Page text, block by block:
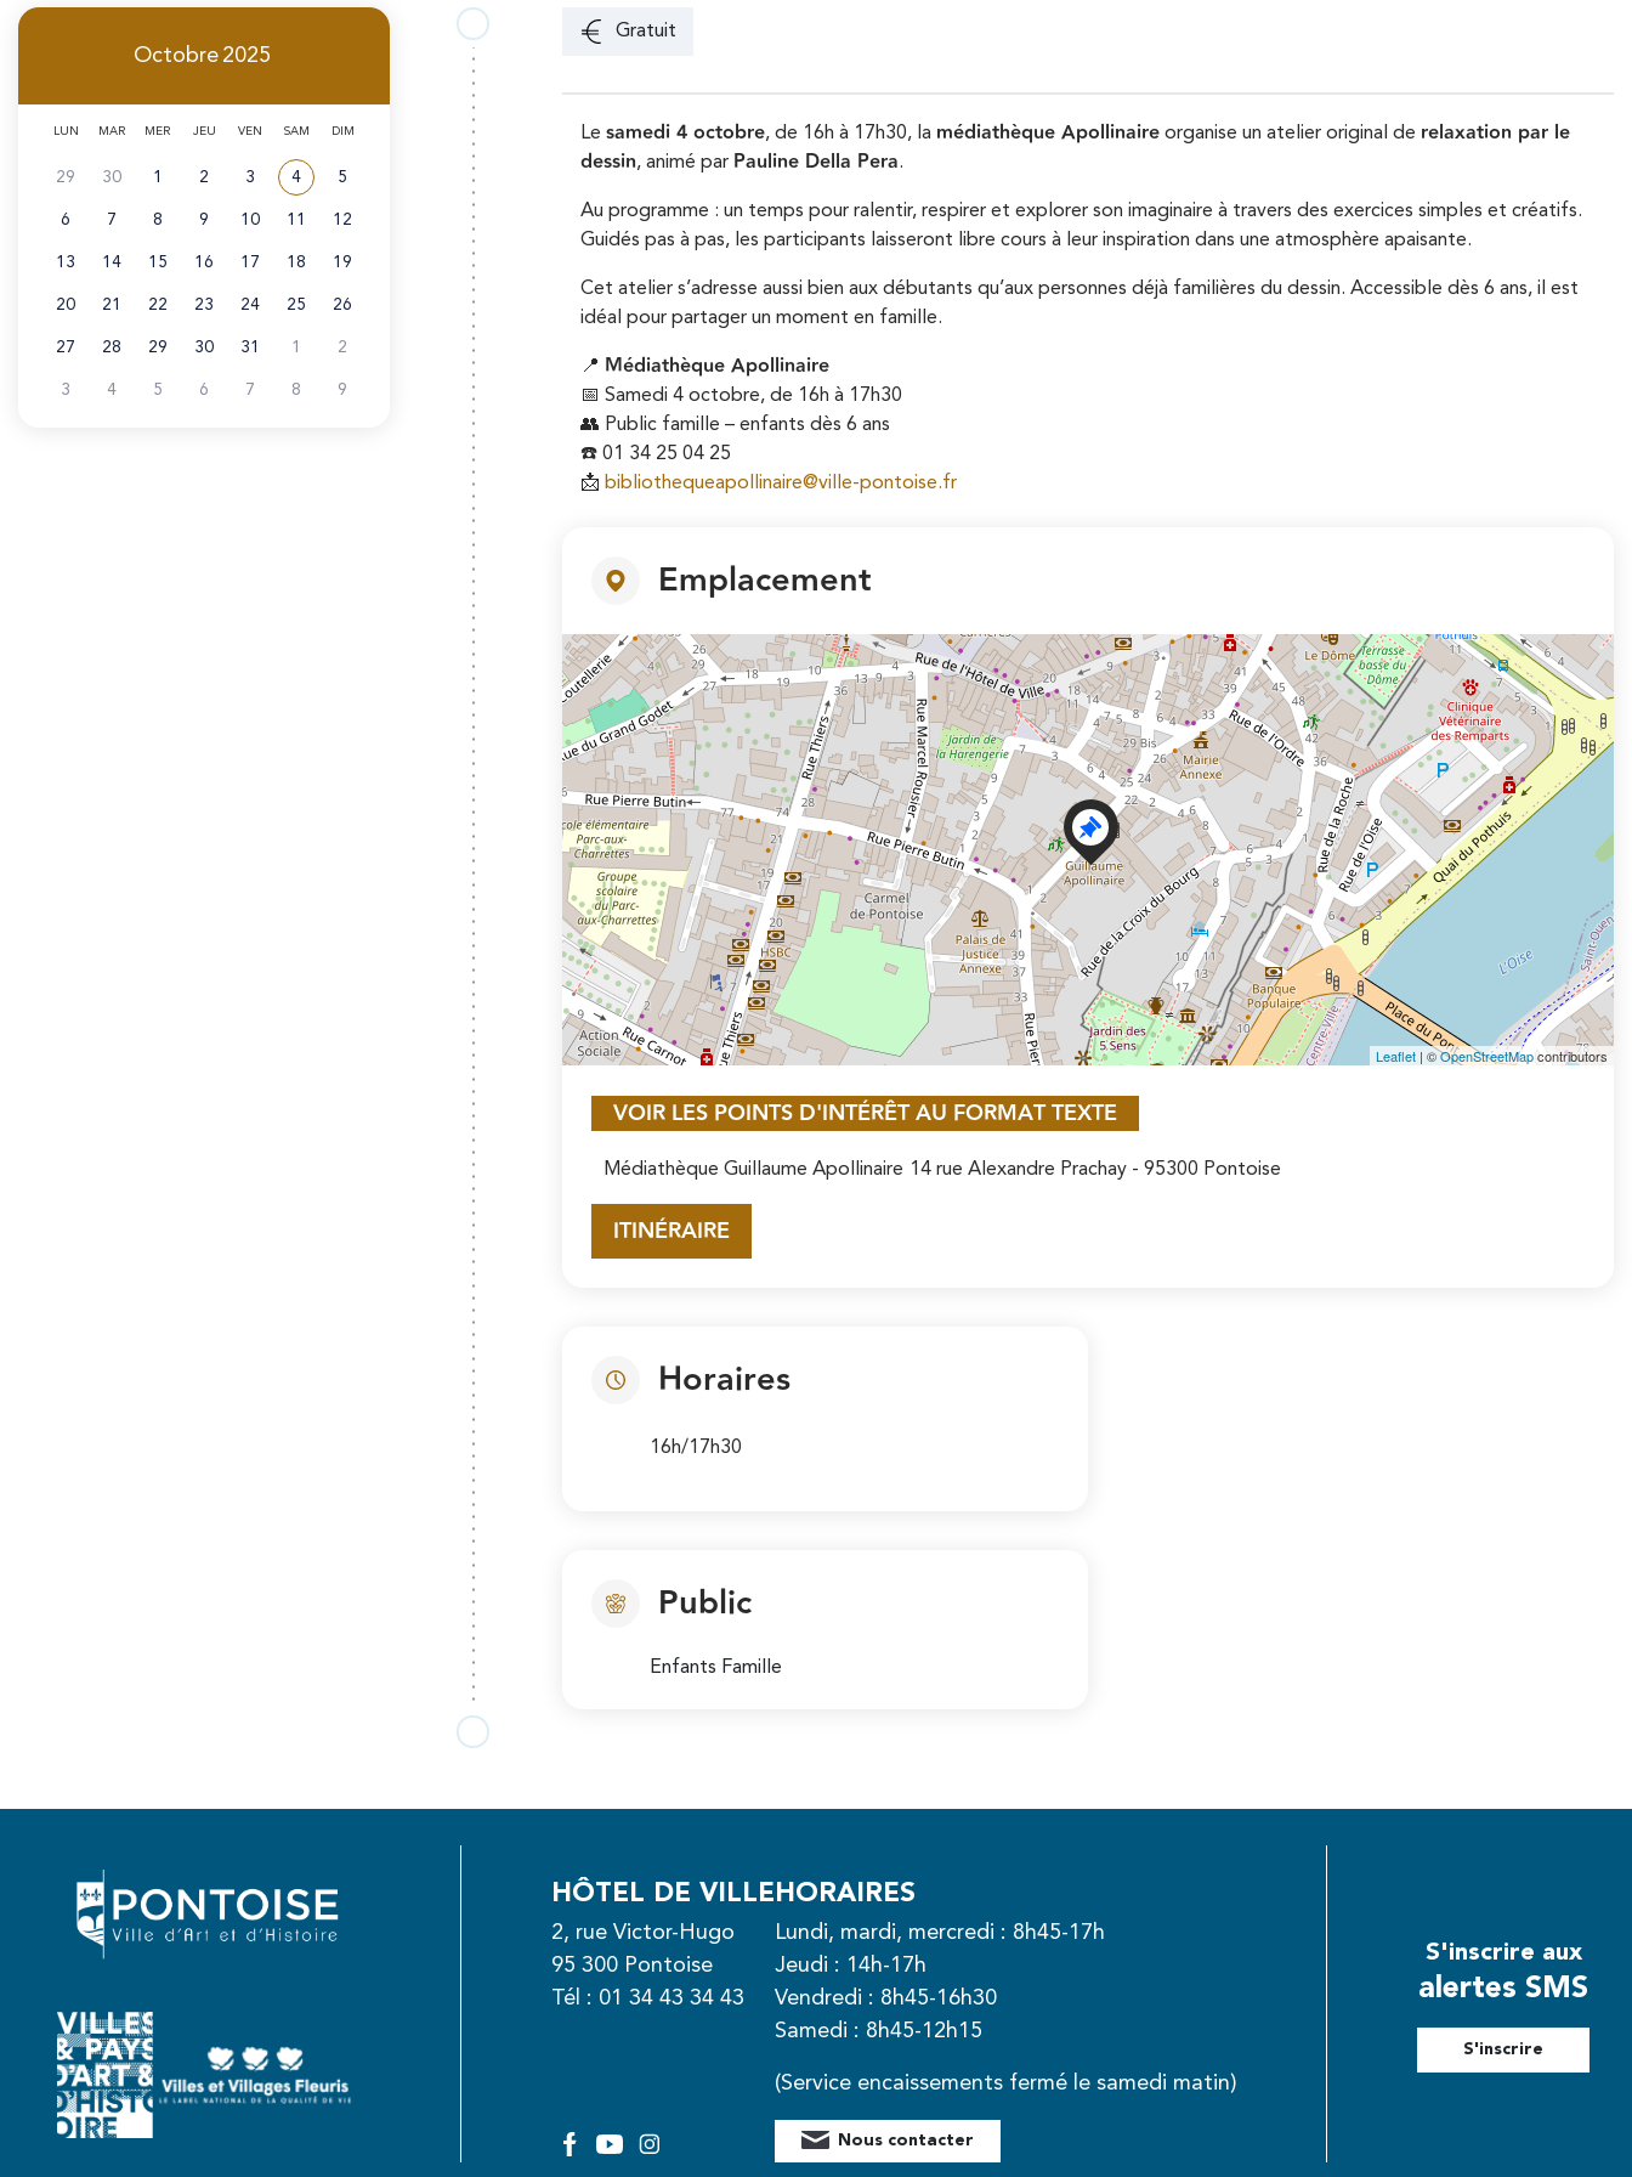
A
i
Octobre 2025
LUN MAR MER JEU VEN SAM DIM
29 30 1 2 3 Voir tous les événements de
4Octobre 2025
5
6 7 8 9 10 11 12
13 14 15 16 17 18 19
20 21 22 23 24 25 26
27 28 29 30 31 1 2
3 4 5 6 7 8 9
Gratuit
Le samedi 4 octobre, de 16h à 17h30, la médiathèque Apollinaire organise un atelier original de relaxation par le
dessin, animé par Pauline Della Pera.
Au programme : un temps pour ralentir, respirer et explorer son imaginaire à travers des exercices simples et créatifs.
Guidés pas à pas, les participants laisseront libre cours à leur inspiration dans une atmosphère apaisante.
Cet atelier s’adresse aussi bien aux débutants qu’aux personnes déjà familières du dessin. Accessible dès 6 ans, il est
idéal pour partager un moment en famille.
📍 Médiathèque Apollinaire
📅 Samedi 4 octobre, de 16h à 17h30
👥 Public famille – enfants dès 6 ans
☎️ 01 34 25 04 25
📩 bibliothequeapollinaire@ville-pontoise.fr
Emplacement
+
−
Leaflet | ©OpenStreetMapcontributors
VOIR LES POINTS D'INTÉRÊT AU FORMAT TEXTE
Médiathèque Guillaume Apollinaire 14 rue Alexandre Prachay - 95300 Pontoise
ITINÉRAIRE
Horaires
16h/17h30
Public
Enfants Famille
HÔTEL DE VILLE
2, rue Victor-Hugo
95 300 Pontoise
Tél : 01 34 43 34 43
FacebookYouTubeInstagram
HORAIRES
Lundi, mardi, mercredi : 8h45-17h
Jeudi : 14h-17h
Vendredi : 8h45-16h30
Samedi : 8h45-12h15
(Service encaissements fermé le samedi matin)
Nous contacter
S'inscrire aux
alertes SMS
S'inscrire